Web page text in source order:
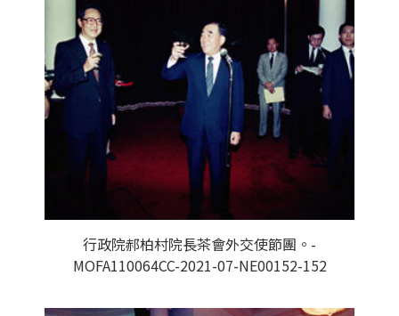
行政院郝柏村院長茶會外交使節團。-
MOFA110064CC-2021-07-NE00152-152